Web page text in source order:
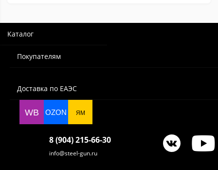
Каталог
Покупателям
Доставка по ЕАЭС
WB OZON ЯМ
8 (904) 215-66-30
info@steel-gun.ru